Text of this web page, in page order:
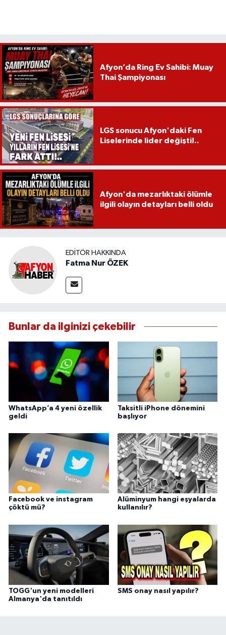
Afyon’da Ring Ev Sahibi: Muay
Thai Şampiyonası
LGS sonucu Afyon'daki Fen
Liselerinde lider değişti!..
Afyon'da mezarlıktaki ölümle
ilgili olayın detayları belli oldu
EDITÖR HAKKINDA
Fatma Nur ÖZEK
Bunlar da ilginizi çekebilir
WhatsApp’a 4 yeni özellik
geldi
Taksitli iPhone dönemini
başlıyor
Facebook ve instagram
çöktü mü?
Alüminyum hangi eşyalarda
kullanılır?
TOGG'un yeni modelleri
Almanya'da tanıtıldı
SMS onay nasıl yapılır?